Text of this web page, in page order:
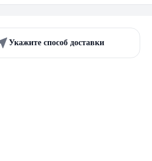
Укажите способ доставки